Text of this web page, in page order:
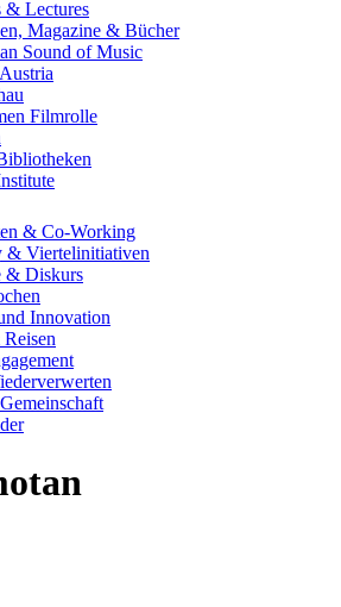
& Lectures
Magazine & Bücher
Sound of Music
Filmrolle
& Co-Working
& Viertelinitiativen
& Diskurs
Innovation